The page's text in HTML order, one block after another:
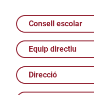
Consell escolar
Equip directiu
Direcció